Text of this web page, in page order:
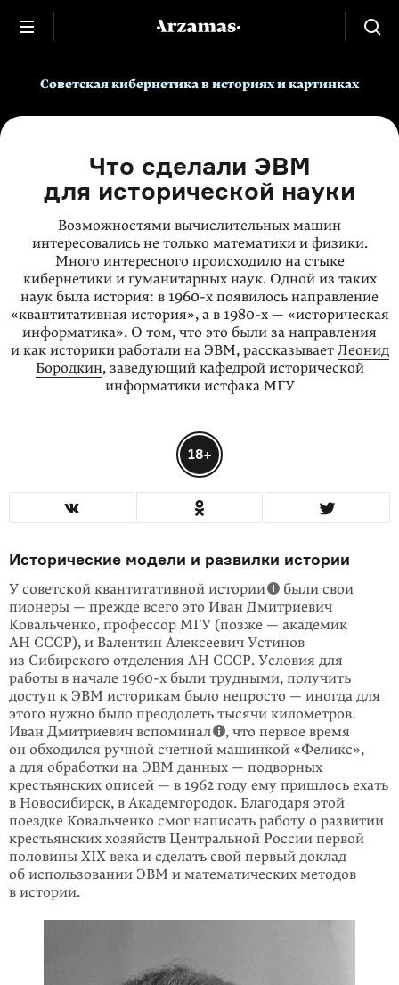
Советская кибернетика в историях и картинках
Что сделали ЭВМ
для исторической науки
Возможностями вычислительных машин
интересовались не только математики и физики.
Много интересного происходило на стыке
кибернетики и гуманитарных наук. Одной из таких
наук была история: в 1960-х появилось направление
«квантитативная история», а в 1980-х— «историческая
информатика». О том, что это были за направления
и как историки работали на ЭВМ, рассказывает Леонид
Бородкин, заведующий кафедрой исторической
информатики истфака МГУ
18+
Исторические модели и развилки истории
У советской квантитативной истории
были свои
пионеры — прежде всего это Иван Дмитриевич
Ковальченко, профессор МГУ (позже — академик
АН СССР), и Валентин Алексеевич Устинов
из Сибирского отделения АН СССР. Условия для
работы в начале 1960-х были трудными, получить
доступ к ЭВМ исто­рикам было непросто — иногда для
этого нужно было преодолеть тысячи километров.
Иван Дмитриевич вспоминал
, что первое время
он обходился ручной счетной машинкой «Феликс»,
а для обработки на ЭВМ данных — подворных
крестьянских описей — в 1962 году ему пришлось ехать
в Ново­сибирск, в Академгородок. Благодаря этой
поездке Ковальченко смог написать работу о развитии
крестьянских хозяйств Центральной России первой
поло­вины XIX века и сделать свой первый доклад
об использовании ЭВМ и матема­тических методов
в истории.